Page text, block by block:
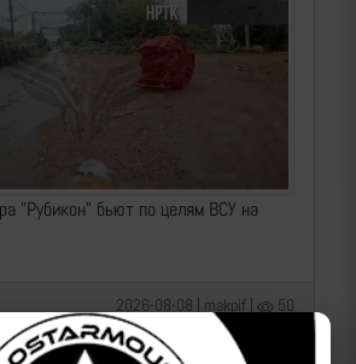
"Рубикон" бьют по целям ВСУ на
2026-08-08 | makpif | 50